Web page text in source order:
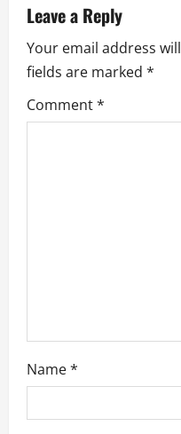
i
g
a
Leave a Reply
Your email address
fields are marked *
Comment*
Name*